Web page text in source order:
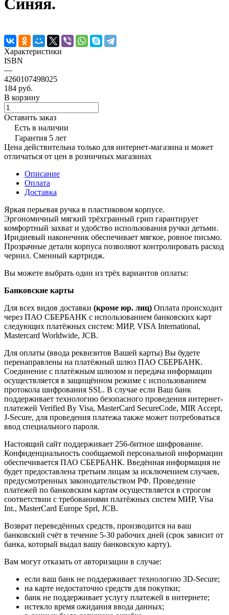
Синяя.
Характеристики
ISBN
—
4260107498025
184 руб.
В корзину
Оставить заказ
Есть в наличии
Гарантия 5 лет
Цена действительна только для интернет-магазина и может
отличаться от цен в розничных магазинах
Описание
Оплата
Доставка
Яркая перьевая ручка в пластиковом корпусе.
Эргономичный мягкий трёхгранный грип гарантирует
комфортный захват и удобство использования ручки детьми.
Иридиевый наконечник обеспечивает мягкое, ровное письмо.
Прозрачные детали корпуса позволяют контролировать расход
чернил. Сменный картридж.
Вы можете выбрать один из трёх вариантов оплаты:
Банковские карты
Для всех видов доставки (кроме юр. лиц) Оплата происходит
через ПАО СБЕРБАНК с использованием банковских карт
следующих платёжных систем: МИР, VISA International,
Mastercard Worldwide, JCB.
Для оплаты (ввода реквизитов Вашей карты) Вы будете
перенаправлены на платёжный шлюз ПАО СБЕРБАНК.
Соединение с платёжным шлюзом и передача информации
осуществляется в защищённом режиме с использованием
протокола шифрования SSL. В случае если Ваш банк
поддерживает технологию безопасного проведения интернет-
платежей Verified By Visa, MasterCard SecureCode, MIR Accept,
J-Secure, для проведения платежа также может потребоваться
ввод специального пароля.
Настоящий сайт поддерживает 256-битное шифрование.
Конфиденциальность сообщаемой персональной информации
обеспечивается ПАО СБЕРБАНК. Введённая информация не
будет предоставлена третьим лицам за исключением случаев,
предусмотренных законодательством РФ. Проведение
платежей по банковским картам осуществляется в строгом
соответствии с требованиями платёжных систем МИР, Visa
Int., MasterCard Europe Sprl, JCB.
Возврат переведённых средств, производится на ваш
банковский счёт в течение 5-30 рабочих дней (срок зависит от
банка, который выдал вашу банковскую карту).
Вам могут отказать от авторизации в случае:
если ваш банк не поддерживает технологию 3D-Secure;
на карте недостаточно средств для покупки;
банк не поддерживает услугу платежей в интернете;
истекло время ожидания ввода данных;